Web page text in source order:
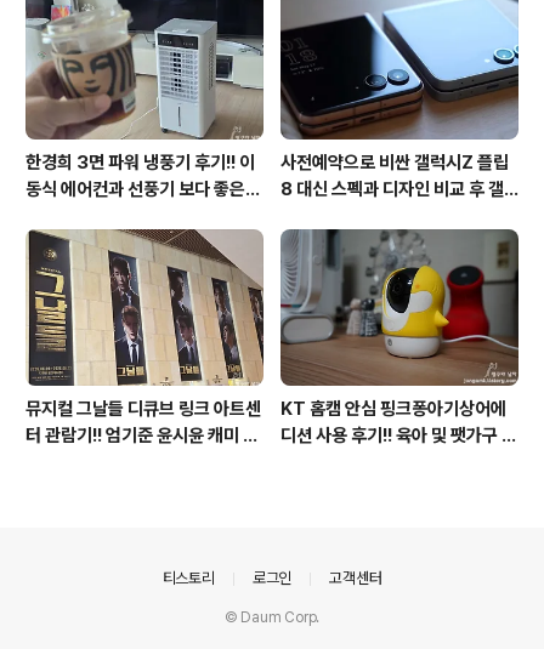
한경희 3면 파워 냉풍기 후기!! 이
동식 에어컨과 선풍기 보다 좋은
사전예약으로 비싼 갤럭시Z 플립
8 대신 스펙과 디자인 비교 후 갤
까?
뮤지컬 그날들 디큐브 링크 아트센
터 관람기!! 엄기준 윤시윤 캐미 연
KT 홈캠 안심 핑크퐁아기상어에
디션 사용 후기!! 육아 및 팻가구 그
티스토리 로그인 고객센터
© Daum Corp.